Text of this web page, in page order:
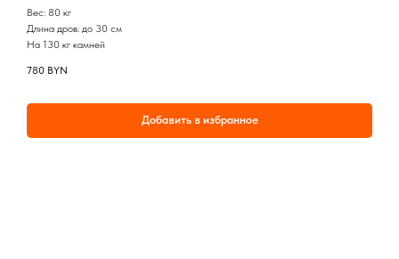
Вес: 80 кг
Длина дров: до 30 см
На 130 кг камней
780 BYN
Добавить в избранное